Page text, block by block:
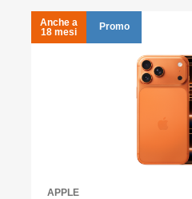
Anche a
18 mesi
Promo
APPLE